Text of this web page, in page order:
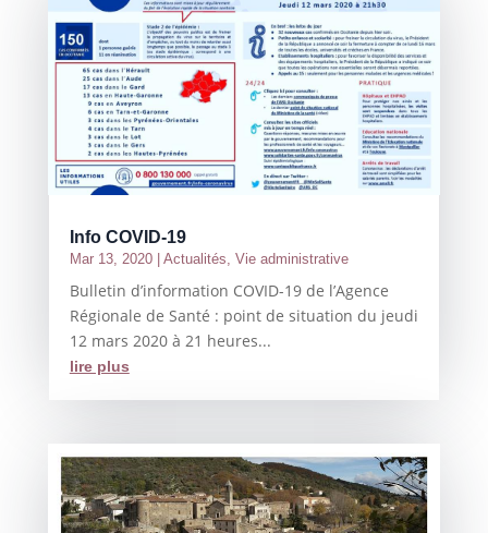
Info COVID-19
Mar 13, 2020| Actualités, Vie administrative
Bulletin d’information COVID-19 de l’Agence
Régionale de Santé : point de situation du jeudi
12 mars 2020 à 21 heures...
lire plus